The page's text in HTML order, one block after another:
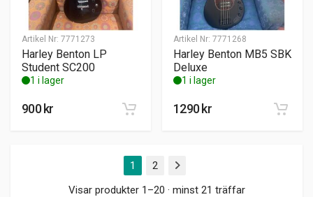
Artikel Nr: 7771273
Harley Benton LP
Student SC200
1 i lager
900 kr
Artikel Nr: 7771268
Harley Benton MB5 SBK
Deluxe
1 i lager
1290 kr
1 2
Nästa
Visar produkter 1–20 · minst 21 träffar